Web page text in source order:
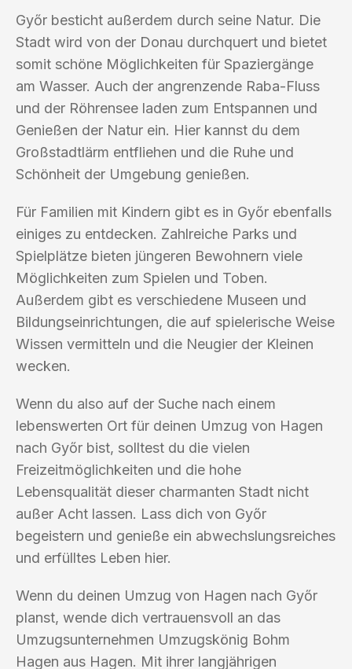
Győr besticht außerdem durch seine Natur. Die
Stadt wird von der Donau durchquert und bietet
somit schöne Möglichkeiten für Spaziergänge
am Wasser. Auch der angrenzende Raba-Fluss
und der Röhrensee laden zum Entspannen und
Genießen der Natur ein. Hier kannst du dem
Großstadtlärm entfliehen und die Ruhe und
Schönheit der Umgebung genießen.
Für Familien mit Kindern gibt es in Győr ebenfalls
einiges zu entdecken. Zahlreiche Parks und
Spielplätze bieten jüngeren Bewohnern viele
Möglichkeiten zum Spielen und Toben.
Außerdem gibt es verschiedene Museen und
Bildungseinrichtungen, die auf spielerische Weise
Wissen vermitteln und die Neugier der Kleinen
wecken.
Wenn du also auf der Suche nach einem
lebenswerten Ort für deinen Umzug von Hagen
nach Győr bist, solltest du die vielen
Freizeitmöglichkeiten und die hohe
Lebensqualität dieser charmanten Stadt nicht
außer Acht lassen. Lass dich von Győr
begeistern und genieße ein abwechslungsreiches
und erfülltes Leben hier.
Wenn du deinen Umzug von Hagen nach Győr
planst, wende dich vertrauensvoll an das
Umzugsunternehmen Umzugskönig Bohm
Hagen aus Hagen. Mit ihrer langjährigen